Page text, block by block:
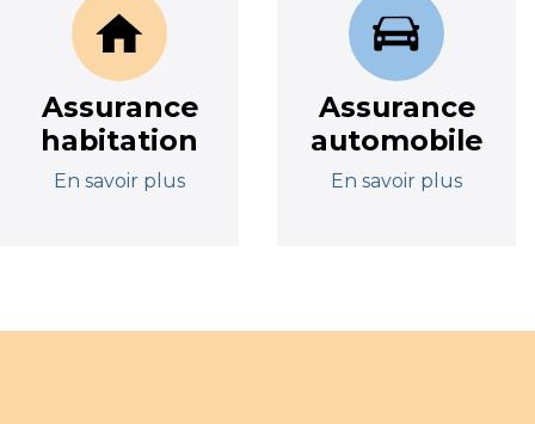
Assurance
habitation
En savoir plus
Assurance
automobile
En savoir plus